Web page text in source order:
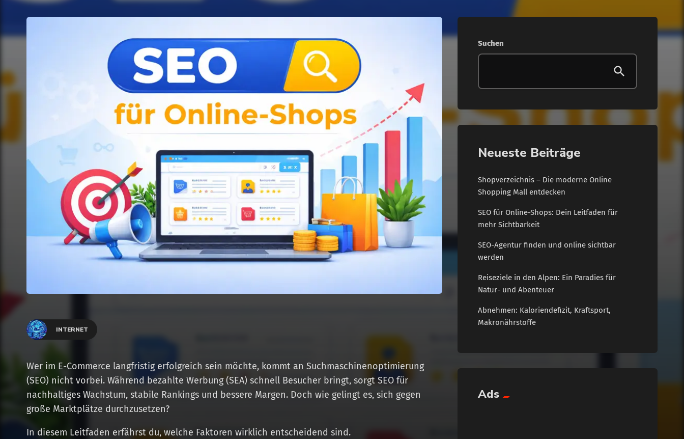
INTERNET
Wer im E-Commerce langfristig erfolgreich sein möchte, kommt an Suchmaschinenoptimierung
(SEO) nicht vorbei. Während bezahlte Werbung (SEA) schnell Besucher bringt, sorgt SEO für
nachhaltiges Wachstum, stabile Rankings und bessere Margen. Doch wie gelingt es, sich gegen
große Marktplätze durchzusetzen?
In diesem Leitfaden erfährst du, welche Faktoren wirklich entscheidend sind.
Suchen
Neueste Beiträge
Shopverzeichnis – Die moderne Online
Shopping Mall entdecken
SEO für Online-Shops: Dein Leitfaden für
mehr Sichtbarkeit
SEO-Agentur finden und online sichtbar
werden
Reiseziele in den Alpen: Ein Paradies für
Natur- und Abenteuer
Abnehmen: Kaloriendefizit, Kraftsport,
Makronährstoffe
Ads